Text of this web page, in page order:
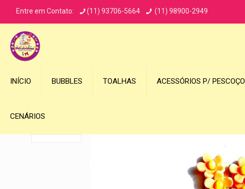
Entre em Contato: (11) 93706-5664 (11) 98900-2949
INÍCIO BUBBLES TOALHAS ACESSÓRIOS P/ PESCOÇO
CENÁRIOS